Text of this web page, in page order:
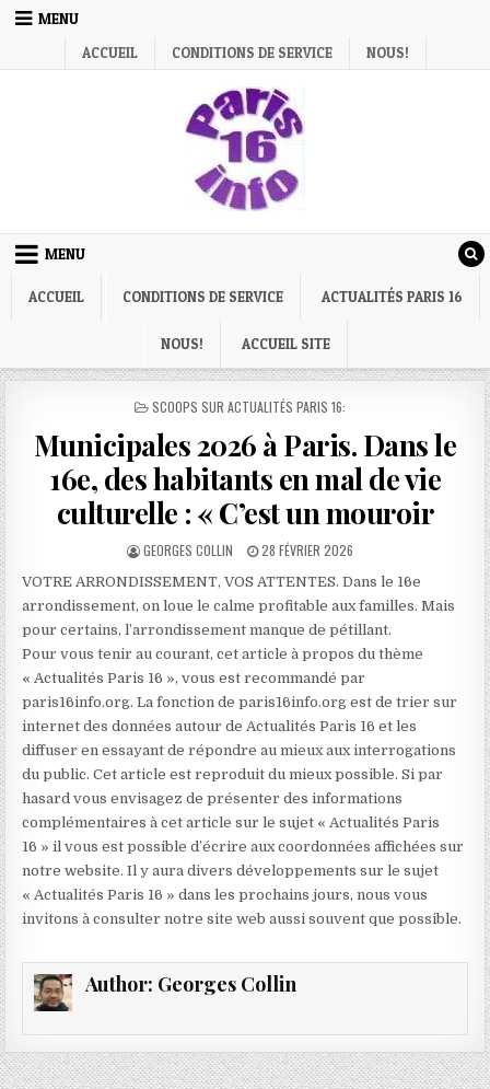
Skip
MENU
ACCUEIL
CONDITIONS DE SERVICE NOUS!
MENU
ACCUEIL CONDITIONS DE SERVICE ACTUALITÉS PARIS 16
NOUS! ACCUEIL SITE
POSTED
SCOOPS SUR ACTUALITÉS PARIS 16:
Municipales 2026 à Paris. Dans le
16e, des habitants en mal de vie
culturelle : « C’est un mouroir
AUTHOR:
GEORGES COLLIN
PUBLISHED
28 FÉVRIER 2026
VOTRE ARRONDISSEMENT, VOS ATTENTES. Dans le 16e
arrondissement, on loue le calme profitable aux familles. Mais
pour certains, l’arrondissement manque de pétillant.
Pour vous tenir au courant, cet article à propos du thème
« Actualités Paris 16 », vous est recommandé par
paris16info.org. La fonction de paris16info.org est de trier sur
internet des données autour de Actualités Paris 16 et les
diffuser en essayant de répondre au mieux aux interrogations
du public. Cet article est reproduit du mieux possible. Si par
hasard vous envisagez de présenter des informations
complémentaires à cet article sur le sujet « Actualités Paris
16 » il vous est possible d’écrire aux coordonnées affichées sur
notre website. Il y aura divers développements sur le sujet
« Actualités Paris 16 » dans les prochains jours, nous vous
invitons à consulter notre site web aussi souvent que possible.
Author: Georges Collin